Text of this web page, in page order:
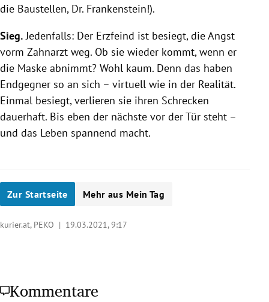
die Baustellen, Dr. Frankenstein!).
Sieg.Jedenfalls: Der Erzfeind ist besiegt, die Angst
vorm Zahnarzt weg. Ob sie wieder kommt, wenn er
die Maske abnimmt? Wohl kaum. Denn das haben
Endgegner so an sich – virtuell wie in der Realität.
Einmal besiegt, verlieren sie ihren Schrecken
dauerhaft. Bis eben der nächste vor der Tür steht –
und das Leben spannend macht.
Zur Startseite Mehr aus Mein Tag
kurier.at, PEKO | 19.03.2021, 9:17
Kommentare